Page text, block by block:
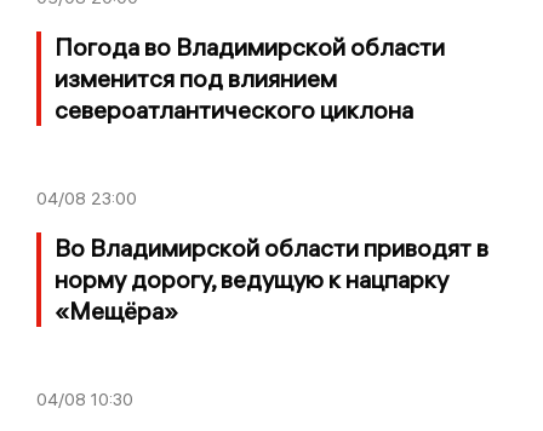
Погода во Владимирской области
изменится под влиянием
североатлантического циклона
04/08 23:00
Во Владимирской области приводят в
норму дорогу, ведущую к нацпарку
«Мещёра»
04/08 10:30